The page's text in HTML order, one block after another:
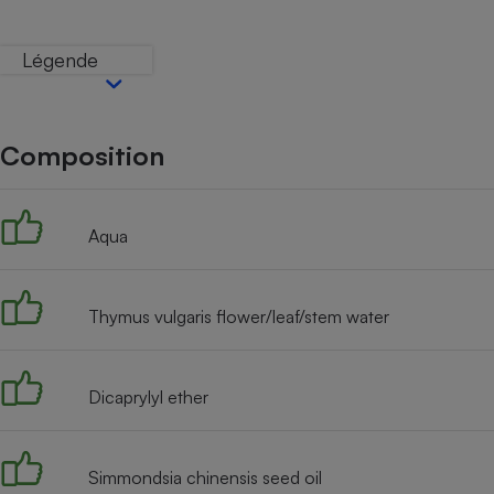
Légende
Composition
Aqua
Thymus vulgaris flower/leaf/stem water
Dicaprylyl ether
Simmondsia chinensis seed oil